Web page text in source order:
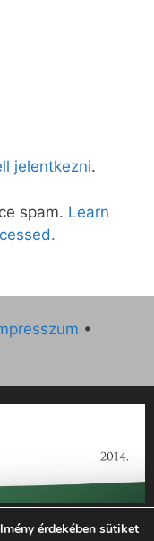
jelentkezni.
spam. Learn
•
évi működésének
sz. támogatási
érdekében sütiket